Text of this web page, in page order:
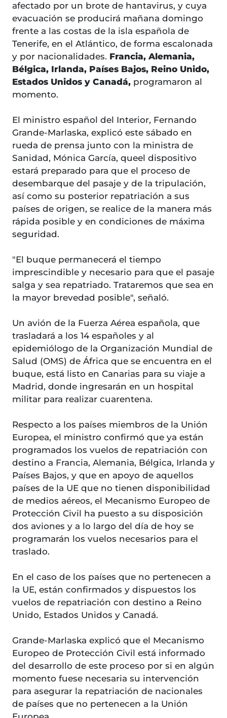
afectado por un brote de hantavirus, y cuya
evacuación se producirá mañana domingo
frente a las costas de la isla española de
Tenerife, en el Atlántico, de forma escalonada
y por nacionalidades. Francia, Alemania,
Bélgica, Irlanda, Países Bajos, Reino Unido,
Estados Unidos y Canadá, programaron al
momento.
El ministro español del Interior, Fernando
Grande-Marlaska, explicó este sábado en
rueda de prensa junto con la ministra de
Sanidad, Mónica García, queel dispositivo
estará preparado para que el proceso de
desembarque del pasaje y de la tripulación,
así como su posterior repatriación a sus
países de origen, se realice de la manera más
rápida posible y en condiciones de máxima
seguridad.
"El buque permanecerá el tiempo
imprescindible y necesario para que el pasaje
salga y sea repatriado. Trataremos que sea en
la mayor brevedad posible", señaló.
Un avión de la Fuerza Aérea española, que
trasladará a los 14 españoles y al
epidemiólogo de la Organización Mundial de
Salud (OMS) de África que se encuentra en el
buque, está listo en Canarias para su viaje a
Madrid, donde ingresarán en un hospital
militar para realizar cuarentena.
Respecto a los países miembros de la Unión
Europea, el ministro confirmó que ya están
programados los vuelos de repatriación con
destino a Francia, Alemania, Bélgica, Irlanda y
Países Bajos, y que en apoyo de aquellos
países de la UE que no tienen disponibilidad
de medios aéreos, el Mecanismo Europeo de
Protección Civil ha puesto a su disposición
dos aviones y a lo largo del día de hoy se
programarán los vuelos necesarios para el
traslado.
En el caso de los países que no pertenecen a
la UE, están confirmados y dispuestos los
vuelos de repatriación con destino a Reino
Unido, Estados Unidos y Canadá.
Grande-Marlaska explicó que el Mecanismo
Europeo de Protección Civil está informado
del desarrollo de este proceso por si en algún
momento fuese necesaria su intervención
para asegurar la repatriación de nacionales
de países que no pertenecen a la Unión